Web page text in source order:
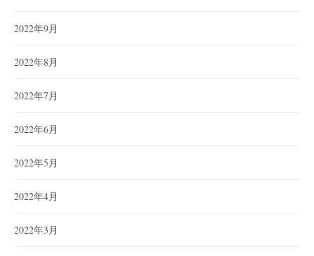
2022年9月
2022年8月
2022年7月
2022年6月
2022年5月
2022年4月
2022年3月